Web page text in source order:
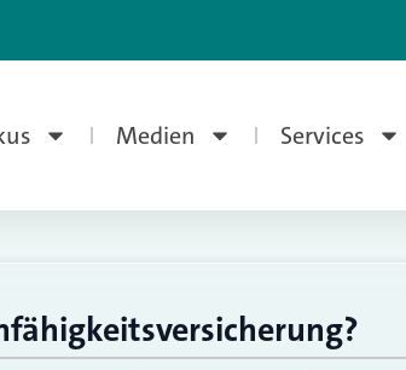
Medien Services